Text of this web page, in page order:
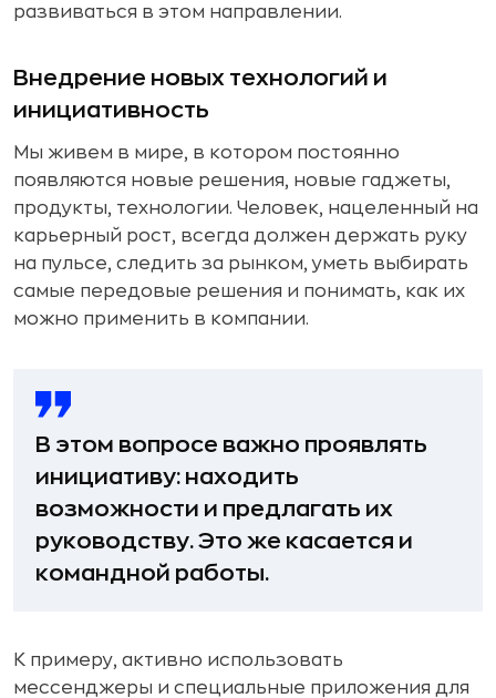
развиваться в этом направлении.
Внедрение новых технологий и
инициативность
Мы живем в мире, в котором постоянно
появляются новые решения, новые гаджеты,
продукты, технологии. Человек, нацеленный на
карьерный рост, всегда должен держать руку
на пульсе, следить за рынком, уметь выбирать
самые передовые решения и понимать, как их
можно применить в компании.
В этом вопросе важно проявлять
инициативу: находить
возможности и предлагать их
руководству. Это же касается и
командной работы.
К примеру, активно использовать
мессенджеры и специальные приложения для